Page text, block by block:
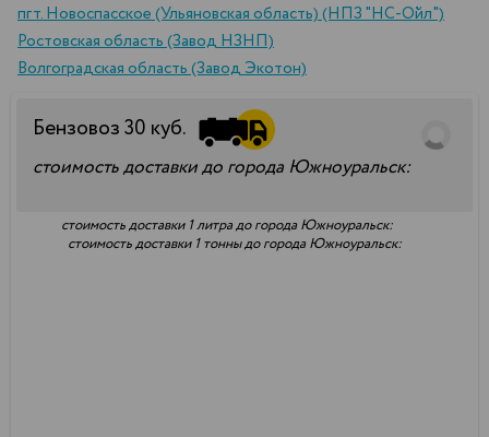
пгт. Новоспасское (Ульяновская область) (НПЗ "НС-Ойл")
Ростовская область (Завод НЗНП)
Волгоградская область (Завод Экотон)
Бензовоз30 куб.
стоимость доставки до города Южноуральск:
стоимость доставки 1 литра до города Южноуральск:
стоимость доставки 1 тонны до города Южноуральск: